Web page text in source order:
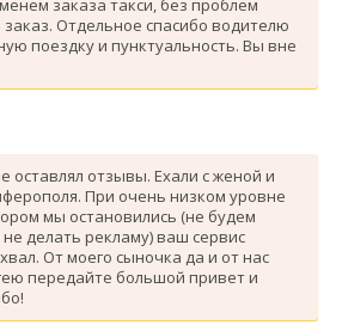
Отдельное спасибо водителю
поездку и пунктуальность. Вы вне
оставлял отзывы. Ехали с женой и
При очень низком уровне
мы остановились (не будем
делать рекламу) ваш сервис
От моего сыночка да и от нас
передайте большой привет и